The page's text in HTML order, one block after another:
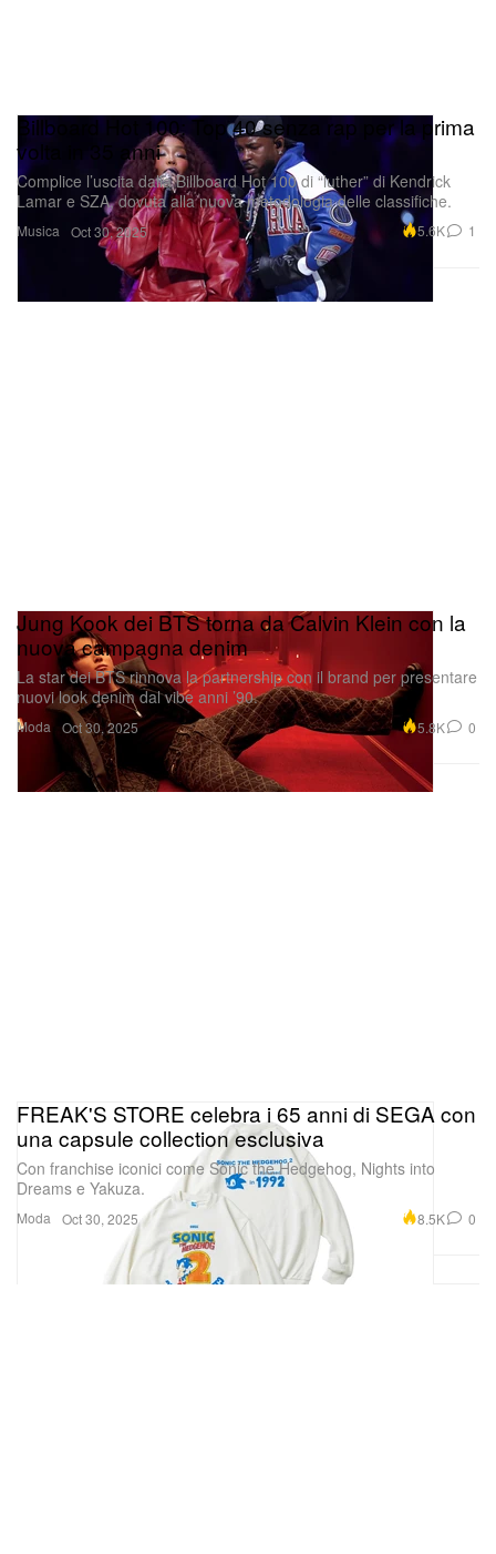
Musica
Billboard Hot 100: Top 40 senza rap per la prima
volta in 35 anni
Complice l’uscita dalla Billboard Hot 100 di “luther” di Kendrick
Lamar e SZA, dovuta alla nuova metodologia delle classifiche.
Oct 30, 2025 5.6K 1
Moda
Jung Kook dei BTS torna da Calvin Klein con la
nuova campagna denim
La star dei BTS rinnova la partnership con il brand per presentare
nuovi look denim dal vibe anni ’90.
Oct 30, 2025 5.8K 0
Moda
FREAK'S STORE celebra i 65 anni di SEGA con
una capsule collection esclusiva
Con franchise iconici come Sonic the Hedgehog, Nights into
Dreams e Yakuza.
Oct 30, 2025 8.5K 0